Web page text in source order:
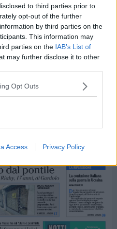
to third parties prior to
opt-out of the further
by third parties on the
This information may
parties on the IAB’s List of
may further disclose it to other
Opt Outs
Access Privacy Policy